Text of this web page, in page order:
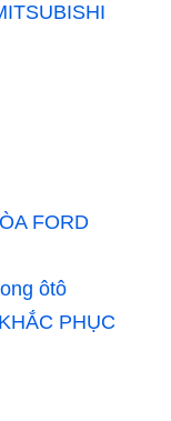
FORD
ôtô
PHỤC